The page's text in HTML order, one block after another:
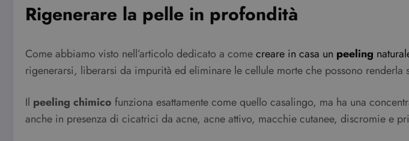
Rigenerare la pelle in profondità
Come abbiamo visto nell’articolo dedicato a comecreare in casa un peeling
rigenerarsi, liberarsi da impurità ed eliminare le cellule morte che possono renderla
Il peeling chimico funziona esattamente come quello casalingo, ma ha una
anche in presenza di cicatrici da acne, acne attivo, macchie cutanee, discromie e